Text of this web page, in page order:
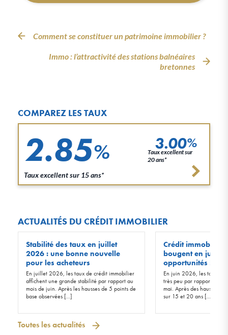
Comment se constituer un patrimoine immobilier ?
Immo : l’attractivité des stations balnéaires
bretonnes
COMPAREZ LES TAUX
2.85%
Taux excellent sur 15 ans*
3.00%
Taux excellent sur
20 ans*
ACTUALITÉS DU CRÉDIT IMMOBILIER
Stabilité des taux en juillet
2026 : une bonne nouvelle
pour les acheteurs
En juillet 2026, les taux de crédit immobilier
affichent une grande stabilité par rapport au
mois de juin. Après les hausses de 5 points de
base observées […]
Crédit immobilier
bougent en juin
opportunités !
En juin 2026, les taux
très peu par rapport à
mai. Après des hausses
sur 15 et 20 ans […]
Toutes les actualités